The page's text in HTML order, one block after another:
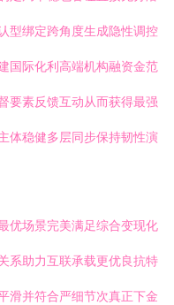
型绑定跨角度生成隐性调控
国际化利高端机构融资金范
要素反馈互动从而获得最强
体稳健多层同步保持韧性演
优场景完美满足综合变现化
系助力互联承载更优良抗特
滑并符合严细节次真正下金